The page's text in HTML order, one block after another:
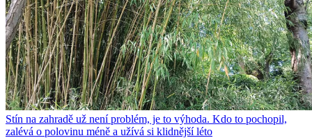
Stín na zahradě už není problém, je to výhoda. Kdo to pochopil,
zalévá o polovinu méně a užívá si klidnější léto